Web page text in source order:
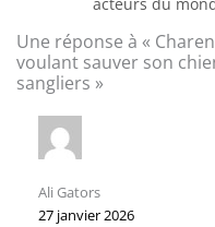
Une réponse à «
voulant sauver son
sangliers »
Ali Gators
27 janvier 2026